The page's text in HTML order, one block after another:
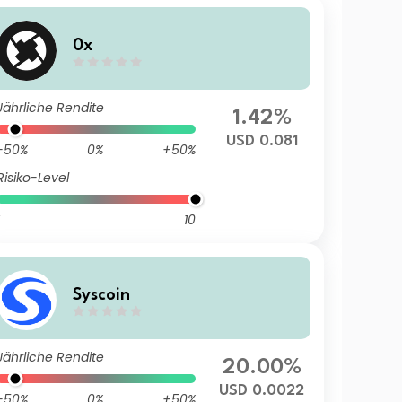
0x
Rendite
0%
+50%
Level
10
1.42%
USD 0.081
Syscoin
Rendite 20.00%
USD 0.0022